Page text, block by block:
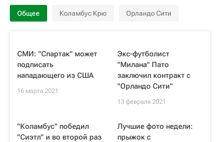
Общее Коламбус Крю Орландо Сити
СМИ: "Спартак" может
подписать
нападающего из США
16 марта 2021
Экс-футболист
"Милана" Пато
заключил контракт с
"Орландо Сити"
13 февраля 2021
"Коламбус" победил
"Сиэтл" и во второй раз
Лучшие фото недели:
прыжок с